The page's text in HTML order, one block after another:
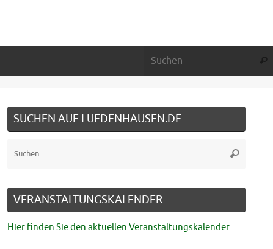
SUCHEN AUF LUEDENHAUSEN.DE
Suchen
VERANSTALTUNGSKALENDER
Hier finden Sie den aktuellen Veranstaltungskalender...